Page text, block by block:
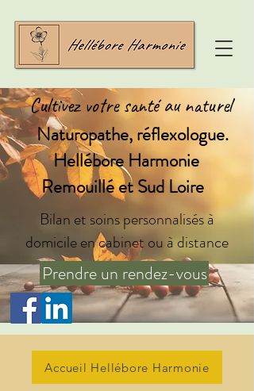
Cultivez votre santé au naturel
Naturopathe, réflexologue.
Hellébore Harmonie
Remouillé et Sud Loire
Bilan et soins personnalisés à
domicile en cabinet ou à distance
Prendre un rendez-vous
Accueil Hellébore Harmonie